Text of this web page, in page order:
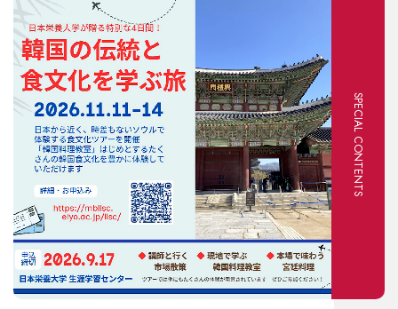
SPECIAL CONTENTS